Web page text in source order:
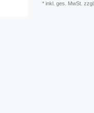
* inkl. ges. MwSt. zzgl.